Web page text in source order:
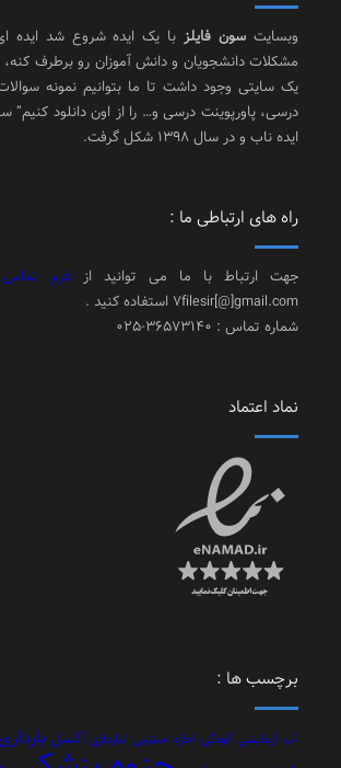
وبسایت سون فایلزبا یک ایده شروع شد
مشکلات دانشجویان و دانش آموزان رو برطرف کنه،
یک سایتی وجود داشت تا ما بتوانیم نمونه
درسی، پاورپوینت درسی و… را از اون دانلود کنیم”
ایده ناب و در سال 1398 شکل گرفت.
راه های ارتباطی ما :
جهت ارتباط با ما می توانید از فرم تماس
7filesir[@]gmail.com استفاده کنید .
شماره تماس : 36573140-025
نماد اعتماد
برچسب ها :
آب آزمایشی آلودگی اجاره استرس انبارداری اکسلبارداری